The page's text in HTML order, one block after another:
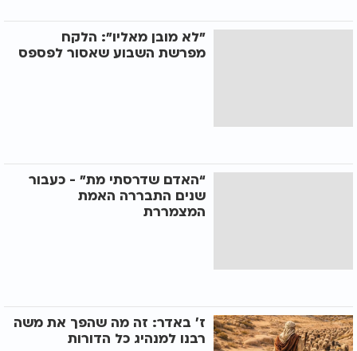
"לא מובן מאליו": הלקח
מפרשת השבוע שאסור לפספס
“האדם שדרסתי מת” - כעבור
שנים התבררה האמת
המצמררת
ז׳ באדר: זה מה שהפך את משה
רבנו למנהיג כל הדורות